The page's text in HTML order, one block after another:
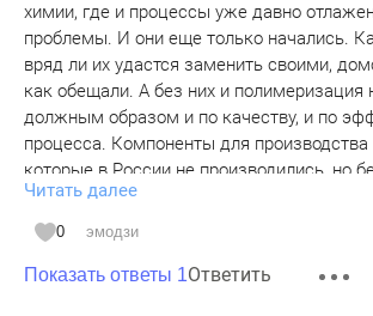
химии, где и процессы уже давно
проблемы. И они еще только начались.
вряд ли их удастся заменить своими,
как обещали. А без них и полимеризация
должным образом и по качеству, и по
процесса. Компоненты для производства
которые в России не производились, но
получить определенные свойства,
автомобилестроения и т.д. Оборудование,
сказали, импортное на 99%. А ведь оно и
требует расходных материалов. Здесь
Читать далее
0 эмодзи
Показать ответы 1Ответить